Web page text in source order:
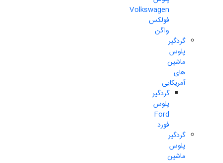
Volkswagen
فولکس
واگن
گردگیر
پلوس
ماشین
های
آمریکایی
گردگیر
پلوس
Ford
فورد
گردگیر
پلوس
ماشین